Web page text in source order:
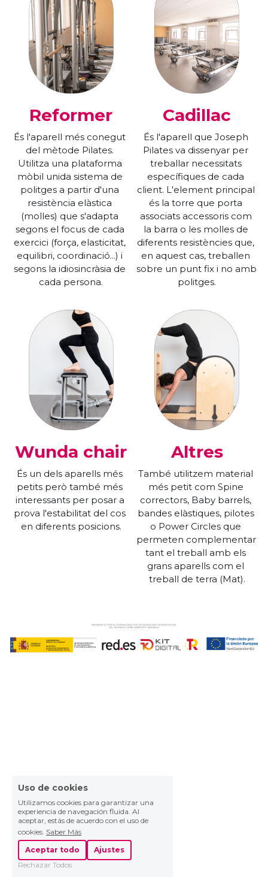
Reformer
És l'aparell més conegut
del mètode Pilates.
Utilitza una plataforma
mòbil unida sistema de
politges a partir d'una
resistència elàstica
(molles) que s'adapta
segons el focus de cada
exercici (força, elasticitat,
equilibri, coordinació...) i
segons la idiosincràsia de
cada persona.
Cadillac
És l'aparell que Joseph
Pilates va dissenyar per
treballar necessitats
específiques de cada
client. L'element principal
és la torre que porta
associats accessoris com
la barra o les molles de
diferents resistències que,
en aquest cas, treballen
sobre un punt fix i no amb
politges.
Wunda chair
És un dels aparells més
petits però també més
interessants per posar a
prova l'estabilitat del cos
en diferents posicions.
Altres
També utilitzem material
més petit com Spine
correctors, Baby barrels,
bandes elàstiques, pilotes
o Power Circles que
permeten complementar
tant el treball amb els
grans aparells com el
treball de terra (Mat).
Uso de cookies
Utilizamos cookies para garantizar una
experiencia de navegación fluida. Al
aceptar, estás de acuerdo con el uso de
cookies. Saber Más
Aceptar todo
Ajustes
Rechazar Todos